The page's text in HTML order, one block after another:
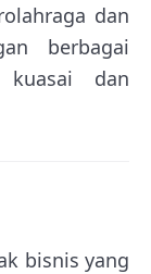
dan
berbagai
dan
bisnis yang